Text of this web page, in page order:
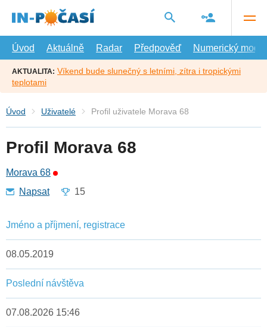
hlavní
Úvod
Aktuálně Radar Předpověď Numerický model
AKTUALITA: Víkend bude slunečný s letními, zítra i tropickými
teplotami
Úvod Uživatelé Profil uživatele Morava 68
Profil Morava 68
Morava 68
Napsat
15
Jméno a příjmení, registrace
08.05.2019
Poslední návštěva
07.08.2026 15:46